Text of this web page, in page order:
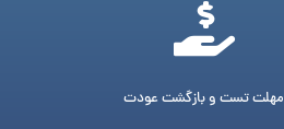
مهلت تست و بازگشت عودت